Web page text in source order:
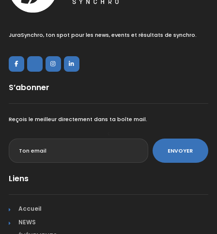
JuraSynchro, ton spot pour les news, events et résultats de synchro.
S’abonner
Reçois le meilleur directement dans ta boîte mail.
ENVOYER
Liens
Accueil
NEWS